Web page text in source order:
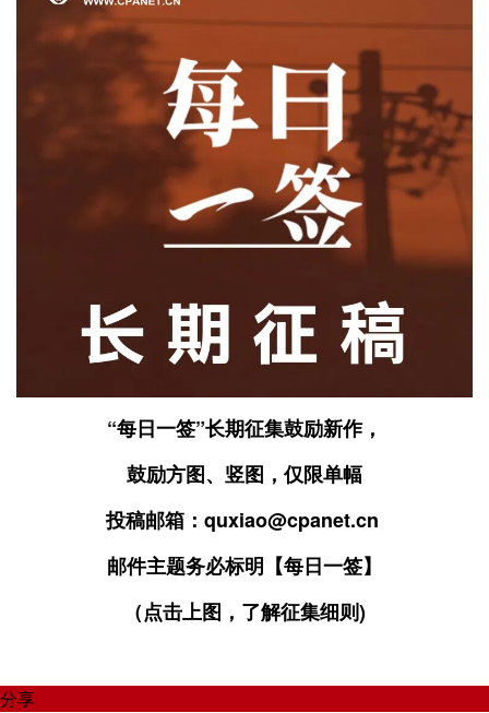
“每日一签”长期征集鼓励新作，
鼓励方图、竖图，仅限单幅
投稿邮箱：quxiao@cpanet.cn
邮件主题务必标明【每日一签】
（点击上图，了解征集细则)
分享